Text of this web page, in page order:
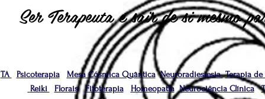
TA Psicoterapia Mesa Cósmica Quântica Neuroradiestesia Terapia de
Reiki
Florais Fitoterapia Homeopatia Neurociência Clínica
Ser Terapeuta é sair de si mesmo